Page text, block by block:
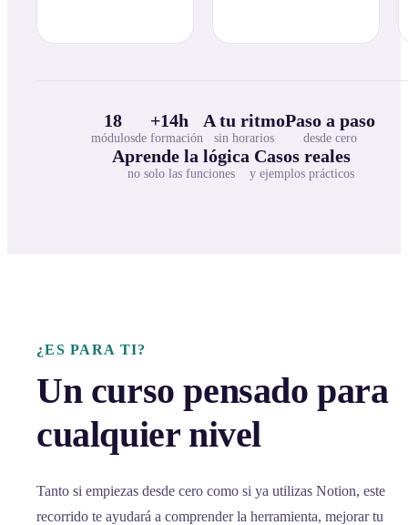
18
módulos
+14h
de formación
A tu ritmo
sin horarios
Paso a paso
desde cero
Aprende la lógica
no solo las funciones
Casos reales
y ejemplos prácticos
¿ES PARA TI?
Un curso pensado para
cualquier nivel
Tanto si empiezas desde cero como si ya utilizas Notion, este
recorrido te ayudará a comprender la herramienta, mejorar tu